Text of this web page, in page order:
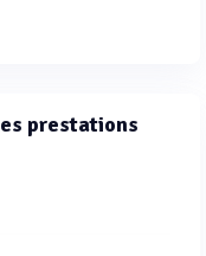
prestations